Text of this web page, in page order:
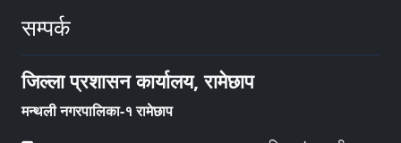
सम्पर्क
जिल्ला प्रशासन कार्यालय, रामेछाप
मन्थली नगरपालिका-१ रामेछाप